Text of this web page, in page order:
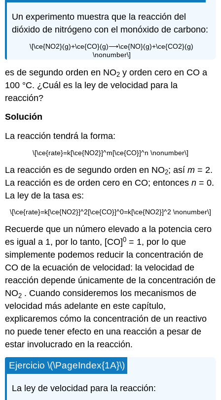
Un experimento muestra que la reacción del
dióxido de nitrógeno con el monóxido de carbono:
\[\ce{NO2}(g)+\ce{CO}(g)⟶\ce{NO}(g)+\ce{CO2}(g)
\nonumber\]
es de segundo orden en NO2 y orden cero en CO a
100 °C. ¿Cuál es la ley de velocidad para la
reacción?
Solución
La reacción tendrá la forma:
\[\ce{rate}=k[\ce{NO2}]^m[\ce{CO}]^n \nonumber\]
La reacción es de segundo orden en NO2; asím= 2.
La reacción es de orden cero en CO; entoncesn = 0.
La ley de la tasa es:
\[\ce{rate}=k[\ce{NO2}]^2[\ce{CO}]^0=k[\ce{NO2}]^2 \nonumber\]
Recuerde que un número elevado a la potencia cero
es igual a 1, por lo tanto, [CO]0 = 1, por lo que
simplemente podemos reducir la concentración de
CO de la ecuación de velocidad: la velocidad de
reacción depende únicamente de la concentración de
NO2 . Cuando consideremos los mecanismos de
velocidad más adelante en este capítulo,
explicaremos cómo la concentración de un reactivo
no puede tener efecto en una reacción a pesar de
estar involucrado en la reacción.
Ejercicio \(\PageIndex{1A}\)
La ley de velocidad para la reacción: